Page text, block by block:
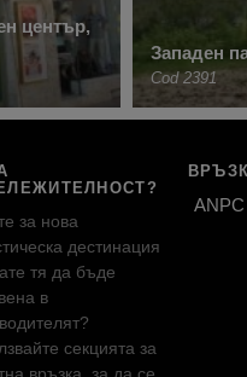
център,
Западен
Cod 2391
за нова
дестинация
тя да бъде
в
секцията за
ANPC